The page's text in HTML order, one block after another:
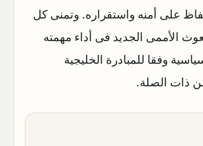
على أمنه واستقراره. وتمنى كل
الأممى الجديد فى أداء مهمته
وفقا للمبادرة الخليجية
ذات الصلة.